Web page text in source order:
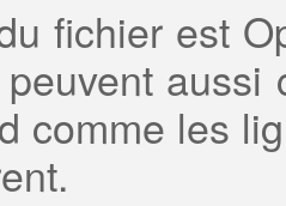
fichier est
comme les